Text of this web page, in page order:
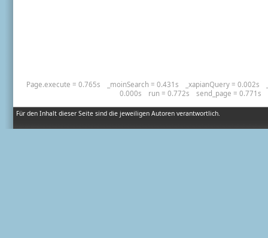
Für den Inhalt dieser Seite sind die jeweiligen Autoren verantwortlich.
Page.execute = 0.765s _moinSearch = 0.431s _xapianQuery = 0.002s
0.000s
run = 0.772s send_page = 0.771s